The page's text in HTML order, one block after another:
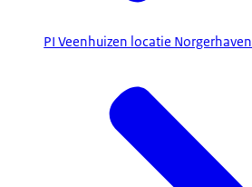
PI Veenhuizen locatie Norgerhaven